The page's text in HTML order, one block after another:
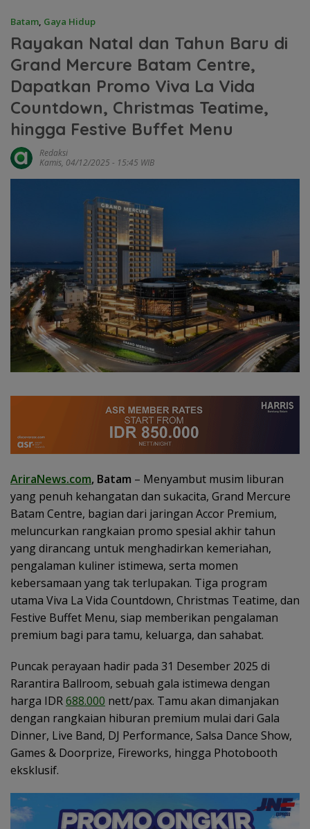
Batam, Gaya Hidup
Rayakan Natal dan Tahun Baru di
Grand Mercure Batam Centre,
Dapatkan Promo Viva La Vida
Countdown, Christmas Teatime,
hingga Festive Buffet Menu
Redaksi
Kamis, 04/12/2025 - 15:45 WIB
AriraNews.com, Batam – Menyambut musim liburan
yang penuh kehangatan dan sukacita, Grand Mercure
Batam Centre, bagian dari jaringan Accor Premium,
meluncurkan rangkaian promo spesial akhir tahun
yang dirancang untuk menghadirkan kemeriahan,
pengalaman kuliner istimewa, serta momen
kebersamaan yang tak terlupakan. Tiga program
utama Viva La Vida Countdown, Christmas Teatime, dan
Festive Buffet Menu, siap memberikan pengalaman
premium bagi para tamu, keluarga, dan sahabat.
Puncak perayaan hadir pada 31 Desember 2025 di
Rarantira Ballroom, sebuah gala istimewa dengan
harga IDR688.000 nett/pax. Tamu akan dimanjakan
dengan rangkaian hiburan premium mulai dari Gala
Dinner, Live Band, DJ Performance, Salsa Dance Show,
Games & Doorprize, Fireworks, hingga Photobooth
eksklusif.